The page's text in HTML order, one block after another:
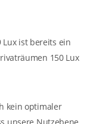
Lux ist bereits ein
150 Lux
kein optimaler